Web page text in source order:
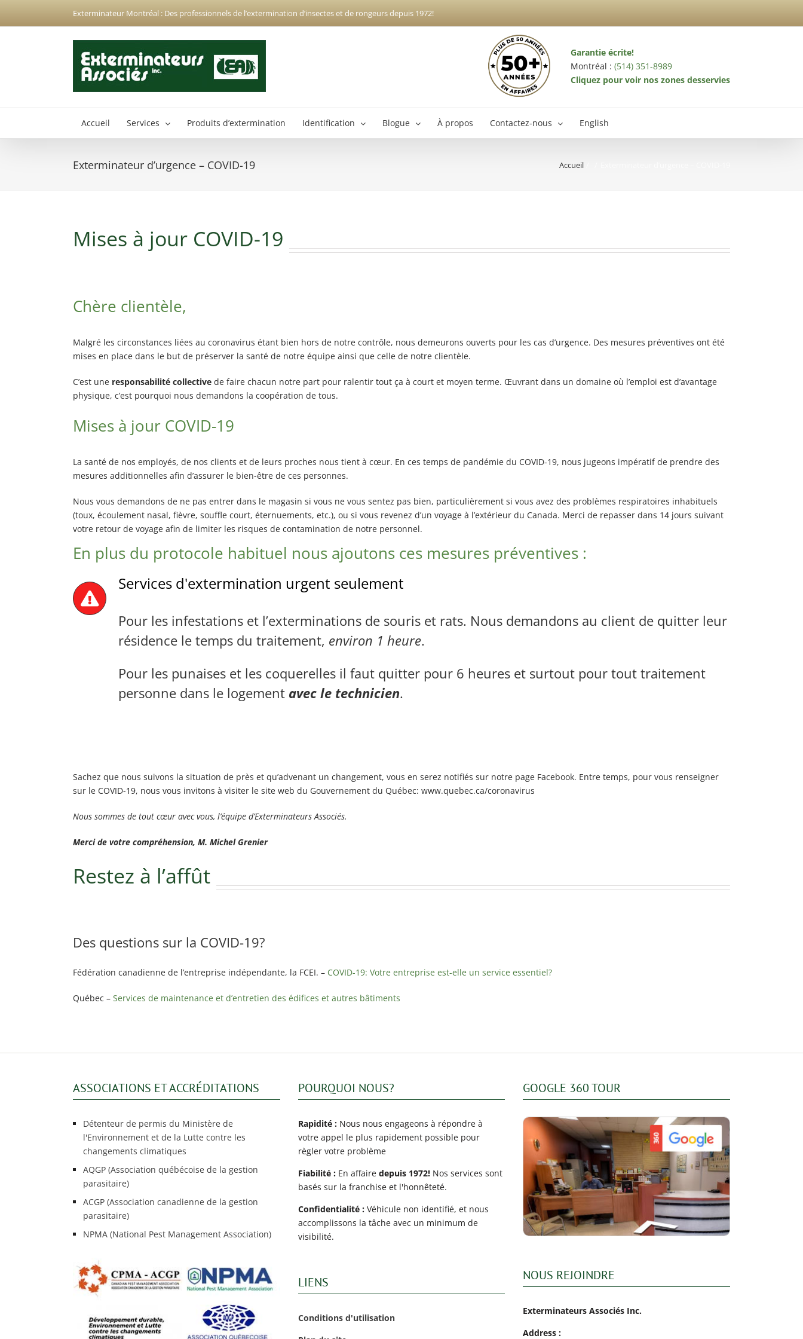
Exterminateur Montréal : Des professionnels de l’extermination d’insectes et de rongeurs depuis 1972!
Garantie écrite!
Montréal : (514) 351-8989
Cliquez pour voir nos zones desservies
Accueil Services Produits d’extermination Identification Blogue À propos Contactez-nous
Exterminateur Anjou
Exterminateur Montréal-Est
Exterminateur Plateau-Mont-Royal
Exterminateur Rosemont / La Petite Patrie
Exterminateur Rivière-des-Prairies
Exterminateur St-Léonard
Exterminateur Laval
English
Exterminateur d’urgence – COVID-19 Accueil
Mises à jour COVID-19
Chère clientèle,
Malgré les circonstances liées au coronavirus étant bien hors de notre contrôle, nous demeurons ouverts pour les cas d’urgence. Des mesures préventives ont été
mises en place dans le but de préserver la santé de notre équipe ainsi que celle de notre clientèle.
C’est une responsabilité collective de faire chacun notre part pour ralentir tout ça à court et moyen terme. Œuvrant dans un domaine où l’emploi est d’avantage
physique, c’est pourquoi nous demandons la coopération de tous.
Mises à jour COVID-19
La santé de nos employés, de nos clients et de leurs proches nous tient à cœur. En ces temps de pandémie du COVID-19, nous jugeons impératif de prendre des
mesures additionnelles afin d’assurer le bien-être de ces personnes.
Nous vous demandons de ne pas entrer dans le magasin si vous ne vous sentez pas bien, particulièrement si vous avez des problèmes respiratoires inhabituels
(toux, écoulement nasal, fièvre, souffle court, éternuements, etc.), ou si vous revenez d’un voyage à l’extérieur du Canada. Merci de repasser dans 14 jours suivant
votre retour de voyage afin de limiter les risques de contamination de notre personnel.
En plus du protocole habituel nous ajoutons ces mesures préventives :
Services d'extermination urgent seulement
Pour les infestations et l’exterminations de souris et rats. Nous demandons au client de quitter leur
résidence le temps du traitement, environ 1 heure.
Pour les punaises et les coquerelles il faut quitter pour 6 heures et surtout pour tout traitement
personne dans le logement avec le technicien.
Sachez que nous suivons la situation de près et qu’advenant un changement, vous en serez notifiés sur notre page Facebook. Entre temps, pour vous renseigner
sur le COVID-19, nous vous invitons à visiter le site web du Gouvernement du Québec: www.quebec.ca/coronavirus
Nous sommes de tout cœur avec vous, l’équipe d’Exterminateurs Associés.
Merci de votre compréhension, M. Michel Grenier
Restez à l’affût
Des questions sur la COVID-19?
Fédération canadienne de l’entreprise indépendante, la FCEI. – COVID-19: Votre entreprise est-elle un service essentiel?
Québec – Services de maintenance et d’entretien des édifices et autres bâtiments
ASSOCIATIONS ET ACCRÉDITATIONS
Détenteur de permis du Ministère de
l'Environnement et de la Lutte contre les
changements climatiques
AQGP (Association québécoise de la gestion
parasitaire)
ACGP (Association canadienne de la gestion
parasitaire)
NPMA (National Pest Management Association)
POURQUOI NOUS?
Rapidité :Nous nous engageons à répondre à
votre appel le plus rapidement possible pour
règler votre problème
Fiabilité :En affaire depuis 1972!Nos services sont
basés sur la franchise et l'honnêteté.
Confidentialité :Véhicule non identifié, et nous
accomplissons la tâche avec un minimum de
visibilité.
LIENS
Conditions d'utilisation
GOOGLE 360 TOUR
NOUS REJOINDRE
Exterminateurs Associés Inc.
Address :